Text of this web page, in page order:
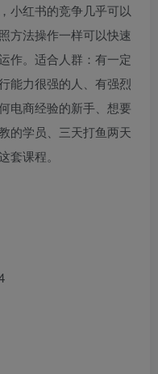
小红书的竞争几乎可以
方法操作一样可以快速
作。适合人群：有一定
能力很强的人、有强烈
电商经验的新手、想要
的学员、三天打鱼两天
套课程。